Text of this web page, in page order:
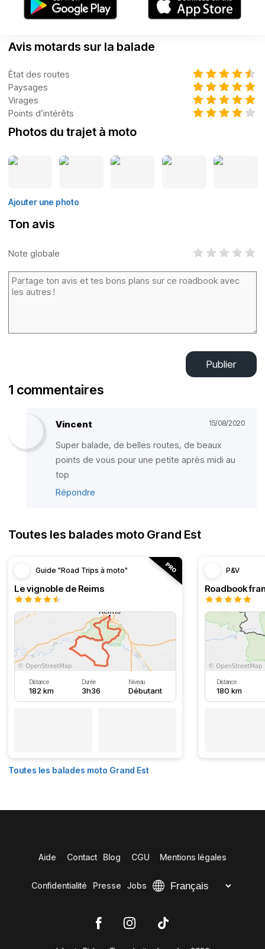
Avis motards sur la balade
État des routes
Paysages
Virages
Points d’intérêts
Photos du trajet à moto
Ajouter une photo
Ton avis
Note globale
Publier
1 commentaires
Vincent 15/08/2020
Super balade, de belles routes, de beaux
points de vous pour une petite après midi au
top
Répondre
Toutes les balades moto Grand Est
Guide "Road Trips à moto"
Le vignoble de Reims
Distance
182 km
Durée
3h36
Niveau
Débutant
P&V
Distance
180 km
Toutes les balades moto Grand Est
Aide Contact Blog CGU Mentions légales
Confidentialité Presse Jobs